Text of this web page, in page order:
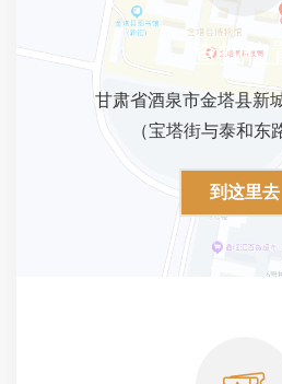
查找位置
甘肃省酒泉市金塔县新
（宝塔街与泰和东
到这里去